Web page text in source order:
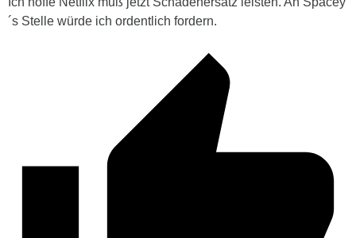
´s Stelle würde ich ordentlich fordern.